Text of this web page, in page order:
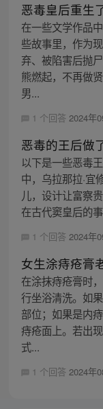
恶毒皇后重生
在一些文学作品
些故事里，作为
弃、被陷害后抛
熊燃起，不再做
男...
1 个回答 2024年
恶毒的王后做
以下是一些恶毒
中，乌拉那拉·宜
儿，设计让富察
在古代窦皇后的
1 个回答 2024年
女生涂痔疮膏
在涂抹痔疮膏时
行坐浴清洗。如
部位；如果是内
痔疮面上。若出
式...
1 个回答 2024年